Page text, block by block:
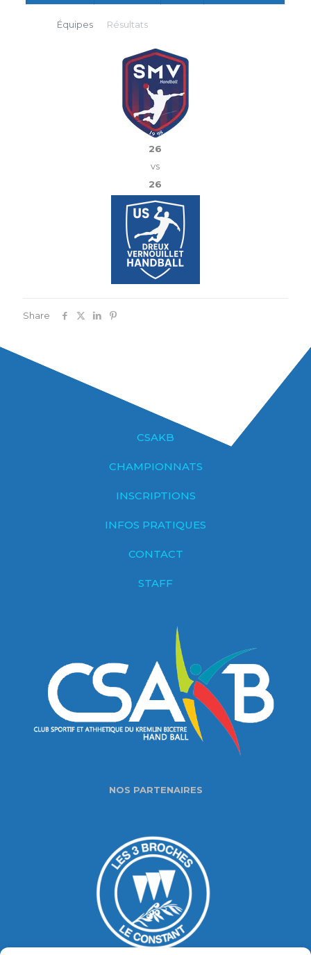
Équipes Résultats
26
vs
26
Share
CSAKB
CHAMPIONNATS
INSCRIPTIONS
INFOS PRATIQUES
CONTACT
STAFF
NOS PARTENAIRES